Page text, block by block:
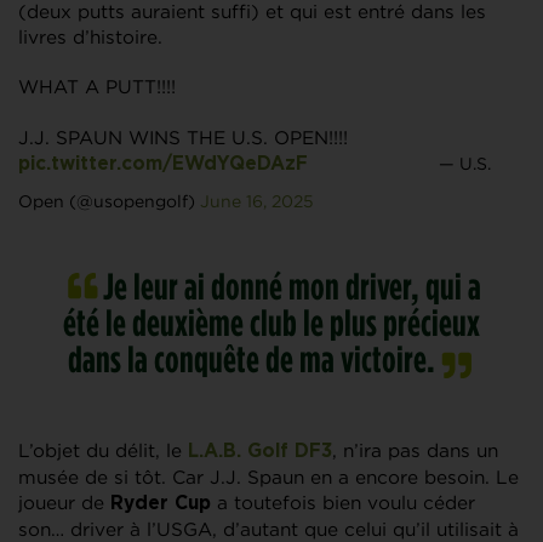
(deux putts auraient suffi) et qui est entré dans les
livres d’histoire.
WHAT A PUTT!!!!
J.J. SPAUN WINS THE U.S. OPEN!!!!
pic.twitter.com/EWdYQeDAzF — U.S.
Open (@usopengolf) June 16, 2025
Je leur ai donné mon driver, qui a
été le deuxième club le plus précieux
dans la conquête de ma victoire.
L’objet du délit, le L.A.B. Golf DF3, n’ira pas dans un
musée de si tôt. Car J.J. Spaun en a encore besoin. Le
joueur de Ryder Cup a toutefois bien voulu céder
son… driver à l’USGA, d’autant que celui qu’il utilisait à